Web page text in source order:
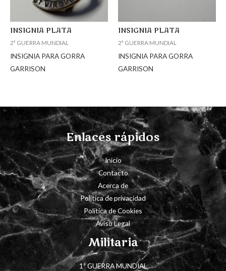
INSIGNIA PLATA
2ª GUERRA MUNDIAL
INSIGNIA PARA GORRA
GARRISON
INSIGNIA PLATA
2ª GUERRA MUNDIAL
INSIGNIA PARA GORRA
GARRISON
Enlaces rápidos
Inicio
Contacto
Acerca de
Política de privacidad
Política de Cookies
Aviso Legal
Militaria
1ª GUERRA MUNDIAL